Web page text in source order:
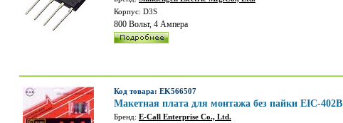
Корпус: D3S
800 Вольт, 4 Ампера
Код товара: EK566507
Макетная плата для монтажа без пайки EIC-402B
Бренд: E-Call Enterprise Co., Ltd.